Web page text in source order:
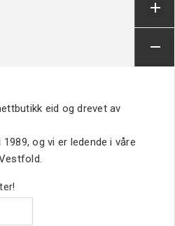
eid og drevet av
og vi er ledende i våre